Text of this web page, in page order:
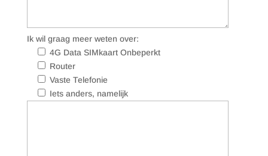
Ik wil graag meer weten over:
4G Data SIMkaart Onbeperkt
Router
Vaste Telefonie
Iets anders, namelijk